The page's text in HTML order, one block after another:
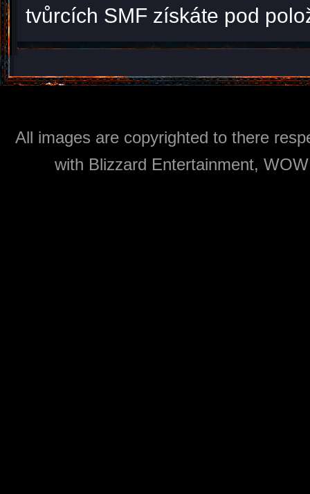
tvůrcích SMF získáte pod
All images are copyrighted to there
with Blizzard Entertainment,